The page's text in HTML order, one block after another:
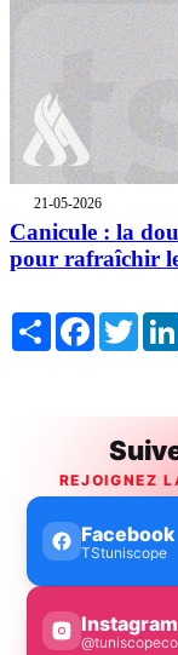
21-05-2026
Canicule : la
pour rafraîchir
Share Facebook